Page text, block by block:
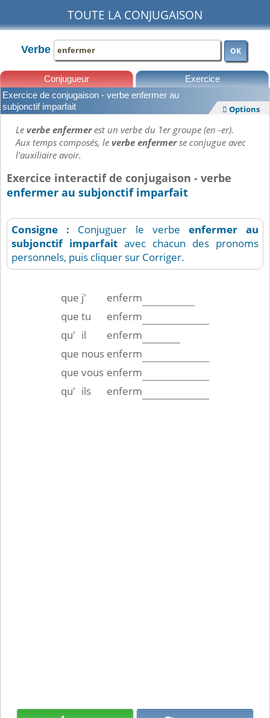
TOUTE LA CONJUGAISON
Verbe OK
Conjugueur Exercice
Leçons
Exercice de conjugaison - verbe enfermer au
subjonctif imparfait
 Options
Leverbe enfermerest un verbe du 1er groupe (en -er).
Aux temps composés, leverbe enfermerse conjugue avec
l'auxiliaire avoir.
Exercice interactif de conjugaison - verbe
enfermer au subjonctif imparfait
Consigne : Conjuguer le verbe enfermer
au
subjonctif imparfait avec chacun des pronoms
personnels, puis cliquer sur Corriger.
que j'
enferm
que tu
enferm
qu' il
enferm
que nous enferm
que vous enferm
qu' ils enferm